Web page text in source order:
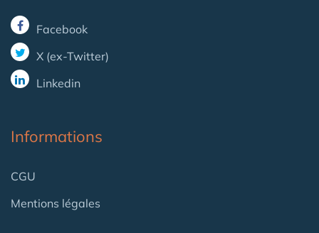
Facebook
X (ex-Twitter)
Linkedin
Informations
CGU
Mentions légales